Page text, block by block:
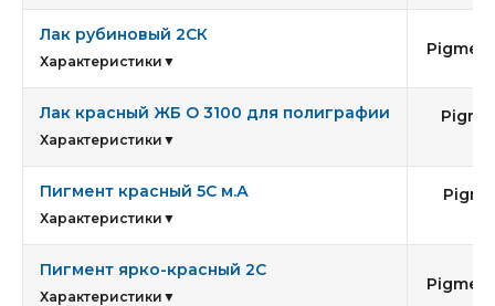
Лак рубиновый 2СК
Характеристики ▼
Лак красный ЖБ O 3100 для полиграфии
Характеристики ▼
Пигмент красный 5С м.А
Характеристики ▼
Пигмент ярко-красный 2С
Характеристики ▼
Pigment